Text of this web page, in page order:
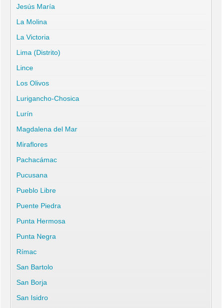
Jesús María
La Molina
La Victoria
Lima (Distrito)
Lince
Los Olivos
Lurigancho-Chosica
Lurín
Magdalena del Mar
Miraflores
Pachacámac
Pucusana
Pueblo Libre
Puente Piedra
Punta Hermosa
Punta Negra
Rímac
San Bartolo
San Borja
San Isidro